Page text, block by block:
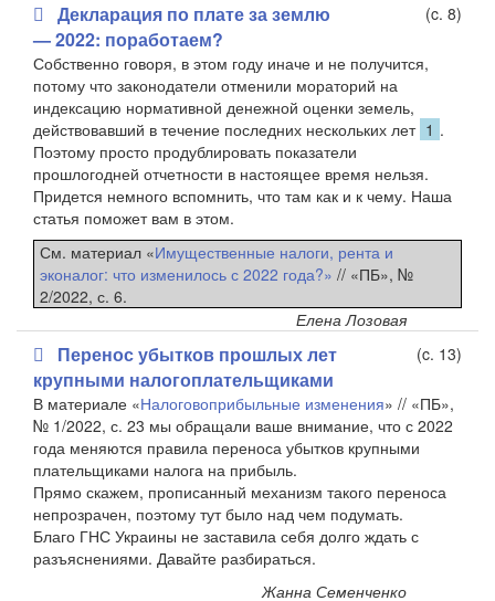
Декларация по плате за землю
— 2022: поработаем?
(c. 8)
Собственно говоря, в этом году иначе и не получится,
потому что законодатели отменили мораторий на
индексацию нормативной денежной оценки земель,
действовавший в течение последних нескольких лет 1 .
Поэтому просто продублировать показатели
прошлогодней отчетности в настоящее время нельзя.
Придется немного вспомнить, что там как и к чему. Наша
статья поможет вам в этом.
См. материал «Имущественные налоги, рента и
эконалог: что изменилось с 2022 года?» // «ПБ», №
2/2022, с. 6.
Елена Лозовая
Перенос убытков прошлых лет
крупными налогоплательщиками
(c. 13)
В материале «Налоговоприбыльные изменения» // «ПБ»,
№ 1/2022, с. 23 мы обращали ваше внимание, что с 2022
года меняются правила переноса убытков крупными
плательщиками налога на прибыль.
Прямо скажем, прописанный механизм такого переноса
непрозрачен, поэтому тут было над чем подумать.
Благо ГНС Украины не заставила себя долго ждать с
разъяснениями. Давайте разбираться.
Жанна Семенченко